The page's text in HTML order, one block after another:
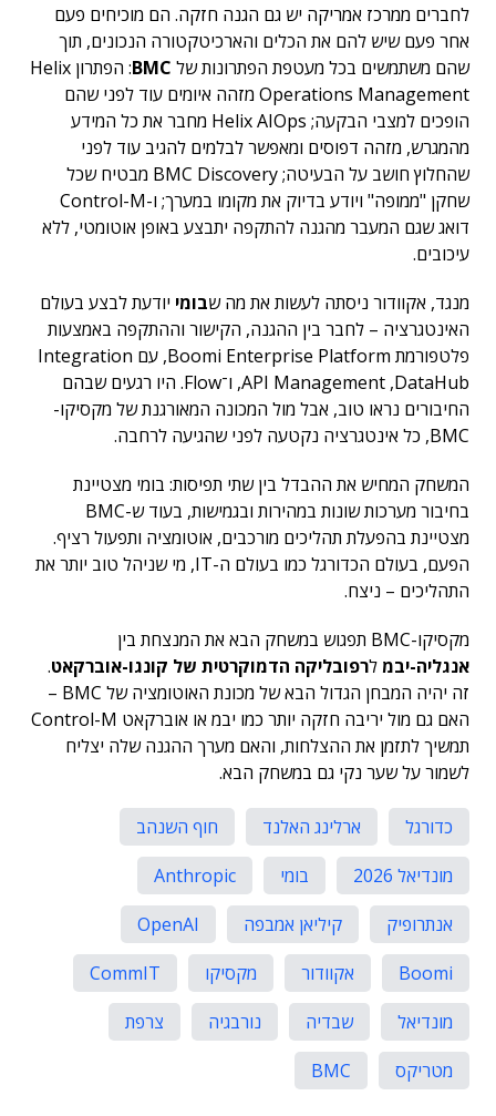
לחברים ממרכז אמריקה יש גם הגנה חזקה. הם מוכיחים פעם
אחר פעם שיש להם את הכלים והארכיטקטורה הנכונים, תוך
שהם משתמשים בכל מעטפת הפתרונות של BMC
: הפתרון Helix
Operations Management מזהה איומים עוד לפני שהם
הופכים למצבי הבקעה; Helix AIOps מחבר את כל המידע
מהמגרש, מזהה דפוסים ומאפשר לבלמים להגיב עוד לפני
שהחלוץ חושב על הבעיטה; BMC Discovery מבטיח שכל
שחקן "ממופה" ויודע בדיוק את מקומו במערך; ו-Control-M
דואג שגם המעבר מהגנה להתקפה יתבצע באופן אוטומטי, ללא
עיכובים.
מנגד, אקוודור ניסתה לעשות את מה שבומי יודעת לבצע בעולם
האינטגרציה – לחבר בין ההגנה, הקישור וההתקפה באמצעות
פלטפורמת Boomi Enterprise Platform, עם Integration
,API Management ,DataHub ו־Flow. היו רגעים שבהם
החיבורים נראו טוב, אבל מול המכונה המאורגנת של מקסיקו-
BMC, כל אינטגרציה נקטעה לפני שהגיעה לרחבה.
המשחק המחיש את ההבדל בין שתי תפיסות: בומי מצטיינת
בחיבור מערכות שונות במהירות ובגמישות, בעוד ש-BMC
מצטיינת בהפעלת תהליכים מורכבים, אוטומציה ותפעול רציף.
הפעם, בעולם הכדורגל כמו בעולם ה-IT, מי שניהל טוב יותר את
התהליכים – ניצח.
מקסיקו-BMC תפגוש במשחק הבא את המנצחת בין
אנגליה-יבמלרפובליקה הדמוקרטית של קונגו-אוברקאט.
זה יהיה המבחן הגדול הבא של מכונת האוטומציה של BMC –
האם גם מול יריבה חזקה יותר כמו יבמ או אוברקאט Control-M
תמשיך לתזמן את ההצלחות, והאם מערך ההגנה שלה יצליח
לשמור על שער נקי גם במשחק הבא.
כדורגל ארלינג האלנד
חוף השנהב
מונדיאל 2026
בומי
Anthropic
אנתרופיק
קיליאן אמבפה
OpenAI
Boomi
אקוודור מקסיקו
CommIT
מונדיאל
שבדיה נורבגיה
צרפת
מטריקס
BMC